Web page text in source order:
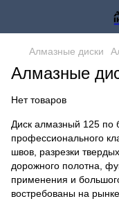
Алмазные диски
Алмазные
Нет товаров
Диск алмазный 125 по
профессионального
швов, разрезки
дорожного полотна,
применения и
востребованы на